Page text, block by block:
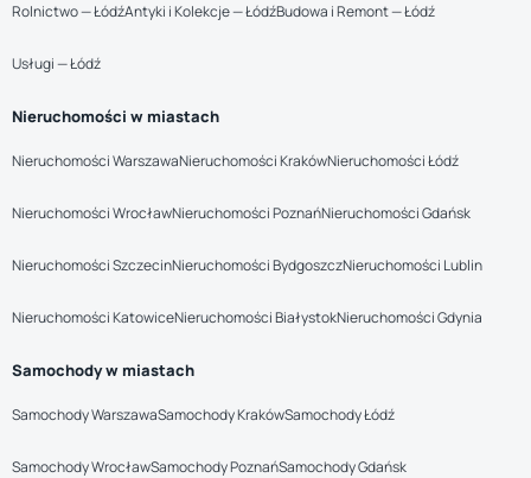
Rolnictwo — ŁódźAntyki i Kolekcje — ŁódźBudowa i Remont — Łódź
Usługi — Łódź
Nieruchomości w miastach
Nieruchomości WarszawaNieruchomości KrakówNieruchomości Łódź
Nieruchomości WrocławNieruchomości PoznańNieruchomości Gdańsk
Nieruchomości SzczecinNieruchomości BydgoszczNieruchomości Lublin
Nieruchomości KatowiceNieruchomości BiałystokNieruchomości Gdynia
Samochody w miastach
Samochody WarszawaSamochody KrakówSamochody Łódź
Samochody WrocławSamochody PoznańSamochody Gdańsk